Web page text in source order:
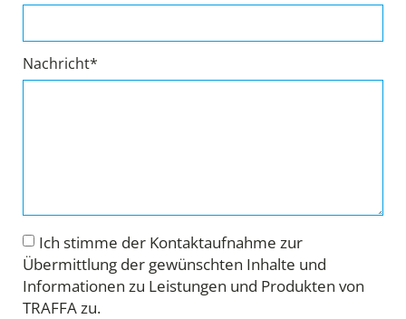
Nachricht*
Ich stimme der Kontaktaufnahme zur
Übermittlung der gewünschten Inhalte und
Informationen zu Leistungen und Produkten von
TRAFFA zu.